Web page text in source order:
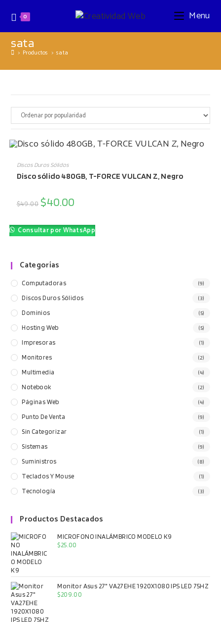
contenido
0 Menu
sata
> Productos > sata
¡OFERTA!
Discos Duros Sólidos
Disco sólido 480GB, T-FORCE VULCAN Z, Negro
$49.00
El
precio
$49.00.
$40.00
$40.00.
Consultar por WhatsApp
Categorías
Computadoras
(9)
Discos Duros Sólidos
(3)
Dominios
(5)
Hosting Web
(5)
Impresoras
(1)
Monitores
(2)
Multimedia
(4)
Notebook
(2)
Páginas Web
(4)
Punto De Venta
(9)
Sin Categorizar
(1)
Sistemas
(9)
Suministros
(8)
Teclados Y Mouse
(1)
Tecnología
(3)
Productos Destacados
MICROFONO INALÁMBRICO MODELO K9
$25.00
Monitor Asus 27" VA27EHE 1920X1080 IPS LED 75HZ
$209.00